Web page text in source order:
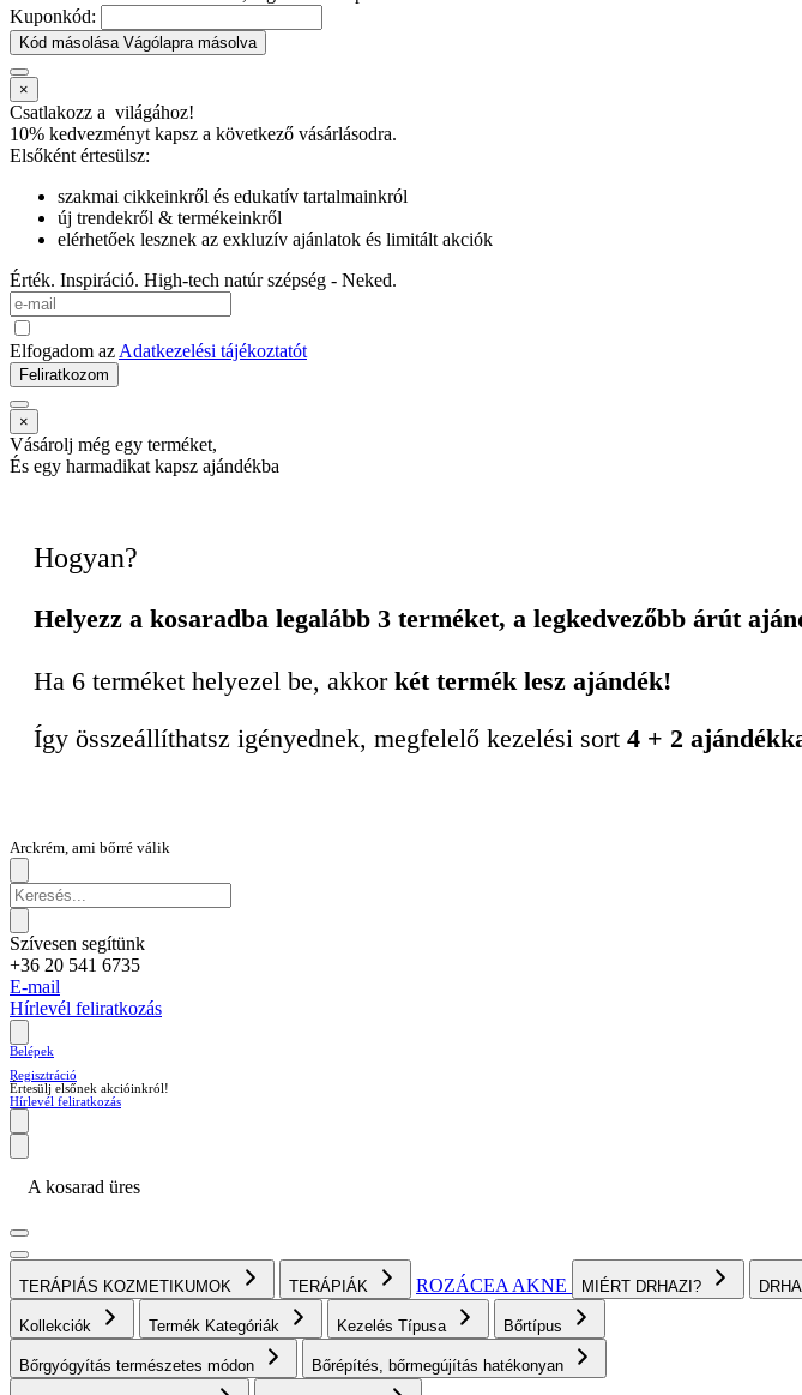
Kuponkód:
Kód másolása Vágólapra másolva
×
Csatlakozz a világához!
10% kedvezményt kapsz a következő vásárlásodra.
Elsőként értesülsz:
szakmai cikkeinkről és edukatív tartalmainkról
új trendekről & termékeinkről
elérhetőek lesznek az exkluzív ajánlatok és limitált akciók
Érték. Inspiráció. High-tech natúr szépség - Neked.
Elfogadom az Adatkezelési tájékoztatót
Feliratkozom
×
Vásárolj még egy terméket,
És egy harmadikat kapsz ajándékba
Hogyan?
Helyezz a kosaradba legalább 3 terméket, a legkedvezőbb árút
Ha 6 terméket helyezel be, akkor két termék lesz ajándék!
Így összeállíthatsz igényednek, megfelelő kezelési sort 4 + 2
Arckrém, ami bőrré válik
Szívesen segítünk
+36 20 541 6735
E-mail
Hírlevél feliratkozás
Belépek
Regisztráció
Értesülj elsőnek akcióinkról!
Hírlevél feliratkozás
A kosarad üres
TERÁPIÁS KOZMETIKUMOK TERÁPIÁK ROZÁCEA AKNE MIÉRT DRHAZI?
Kollekciók Termék Kategóriák Kezelés Típusa Bőrtípus
Bőrgyógyítás természetes módon Bőrépítés, bőrmegújítás hatékonyan